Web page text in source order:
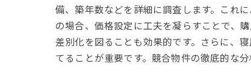
備、築年数などを詳細に調査します。これ
の場合、価格設定に工夫を凝らすことで、
差別化を図ることも効果的です。さらに、
てることが重要です。競合物件の徹底的な